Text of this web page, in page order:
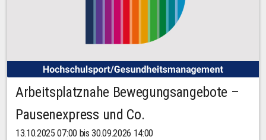
Arbeitsplatznahe Bewegungsangebote –
Pausenexpress und Co.
13.10.2025 07:00 bis 30.09.2026 14:00